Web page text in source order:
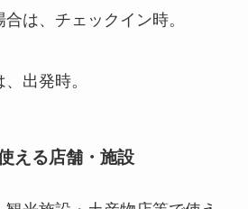
は、チェックイン時。
出発時。
える店舗・施設